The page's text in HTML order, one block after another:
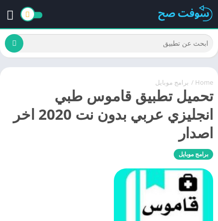
Home
/ برامج موبايل
تحميل تطبيق قاموس طبي
انجليزي عربي بدون نت 2020 اخر
اصدار
برامج موبايل